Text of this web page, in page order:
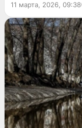
11 марта, 2026, 09:38